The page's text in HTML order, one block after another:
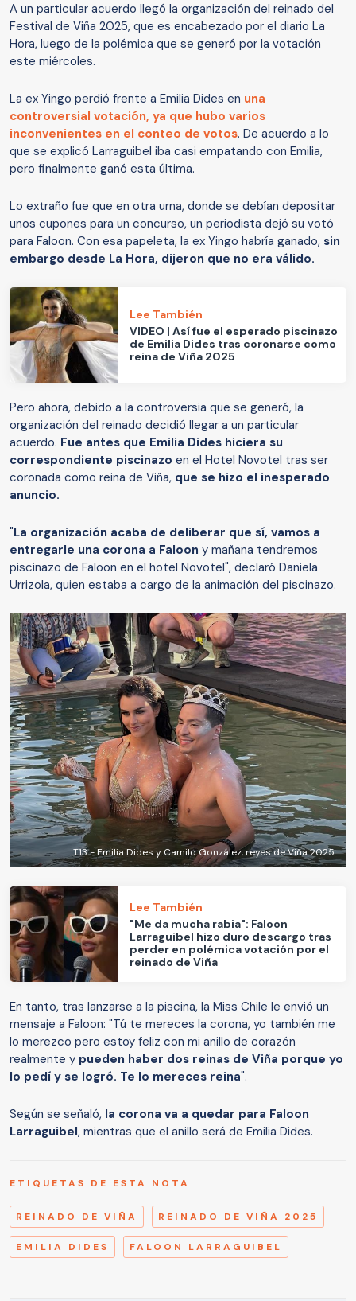
A un particular acuerdo llegó la organización del reinado del
Festival de Viña 2025, que es encabezado por el diario La
Hora, luego de la polémica que se generó por la votación
este miércoles.
La ex Yingo perdió frente a Emilia Dides en una
controversial votación, ya que hubo varios
inconvenientes en el conteo de votos. De acuerdo a lo
que se explicó Larraguibel iba casi empatando con Emilia,
pero finalmente ganó esta última.
Lo extraño fue que en otra urna, donde se debían depositar
unos cupones para un concurso, un periodista dejó su votó
para Faloon. Con esa papeleta, la ex Yingo habría ganado, sin
embargo desde La Hora, dijeron que no era válido.
Lee También
VIDEO | Así fue el esperado piscinazo
de Emilia Dides tras coronarse como
reina de Viña 2025
Pero ahora, debido a la controversia que se generó, la
organización del reinado decidió llegar a un particular
acuerdo. Fue antes que Emilia Dides hiciera su
correspondiente piscinazo en el Hotel Novotel tras ser
coronada como reina de Viña, que se hizo el inesperado
anuncio.
"La organización acaba de deliberar que sí, vamos a
entregarle una corona a Faloon y mañana tendremos
piscinazo de Faloon en el hotel Novotel", declaró Daniela
Urrizola, quien estaba a cargo de la animación del piscinazo.
T13 - Emilia Dides y Camilo González, reyes de Viña 2025
Lee También
"Me da mucha rabia": Faloon
Larraguibel hizo duro descargo tras
perder en polémica votación por el
reinado de Viña
En tanto, tras lanzarse a la piscina, la Miss Chile le envió un
mensaje a Faloon: "Tú te mereces la corona, yo también me
lo merezco pero estoy feliz con mi anillo de corazón
realmente y pueden haber dos reinas de Viña porque yo
lo pedí y se logró. Te lo mereces reina".
Según se señaló, la corona va a quedar para Faloon
Larraguibel, mientras que el anillo será de Emilia Dides.
ETIQUETAS DE ESTA NOTA
REINADO DE VIÑA REINADO DE VIÑA 2025
EMILIA DIDES FALOON LARRAGUIBEL